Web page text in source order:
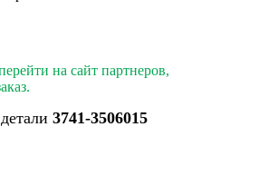
на сайт партнеров,
3741-3506015